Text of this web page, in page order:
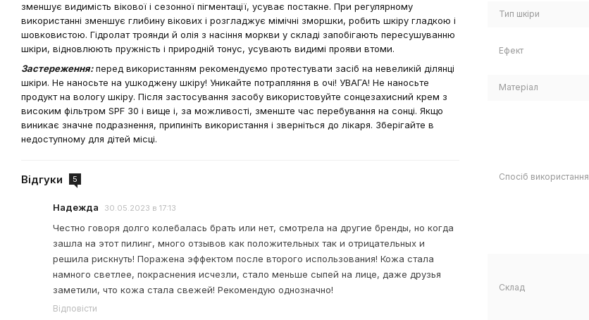
зменшує видимість вікової і сезонної пігментації, усуває постакне. При регулярному
використанні зменшує глибину вікових і розгладжує мімічні зморшки, робить шкіру гладкою і
шовковистою. Гідролат троянди й олія з насіння моркви у складі запобігають пересушуванню
шкіри, відновлюють пружність і природній тонус, усувають видимі прояви втоми.
Застереження:перед використанням рекомендуємо протестувати засіб на невеликій ділянці
шкіри. Не наносьте на ушкоджену шкіру! Уникайте потрапляння в очі! УВАГА! Не наносьте
продукт на вологу шкіру. Пiсля застосування засобу використовуйте сонцезахисний крем з
високим фільтром SPF 30 і вище і, за можливості, зменште час перебування на сонці. Якщо
виникає значне подразнення, припиніть використання і зверніться до лікаря. Зберігайте в
недоступному для дітей місці.
Відгуки 5
Надежда 30.05.2023 в 17:13
Честно говоря долго колебалась брать или нет, смотрела на другие бренды, но когда
зашла на этот пилинг, много отзывов как положительных так и отрицательных и
решила рискнуть! Поражена эффектом после второго использования! Кожа стала
намного светлее, покраснения исчезли, стало меньше сыпей на лице, даже друзья
заметили, что кожа стала свежей! Рекомендую однозначно!
Відповісти
Тип шкіри
Ефект
Матеріал
Спосіб використання
Склад